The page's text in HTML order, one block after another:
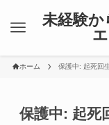
未経験か
ホーム 保護中: 起死回
保護中: 起死